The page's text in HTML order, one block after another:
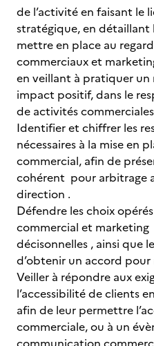
de l’activité en faisant le
stratégique, en détaillant
mettre en place au
commerciaux et
en veillant à pratiquer
impact positif, dans le
de activités
Identifier et chiffrer les
nécessaires à la mise en
commercial, afin de
cohérent pour arbitrage
direction .
Défendre les choix
commercial et marketing
décisonnelles , ainsi que
d’obtenir un accord pour
Veiller à répondre aux
l’accessibilité de clients
afin de leur permettre
commerciale, ou à un